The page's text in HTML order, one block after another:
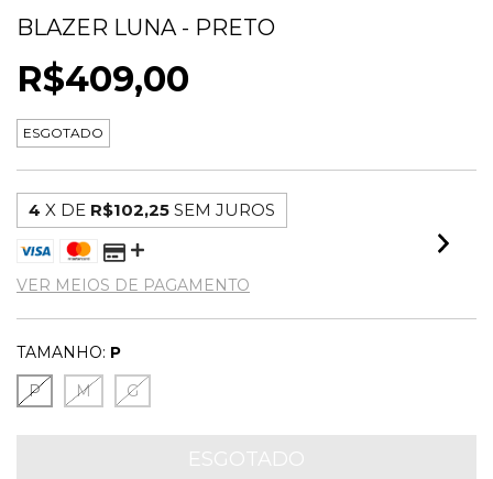
BLAZER LUNA - PRETO
R$409,00
ESGOTADO
4 X DE R$102,25 SEM JUROS
VER MEIOS DE PAGAMENTO
TAMANHO: P
P
M G